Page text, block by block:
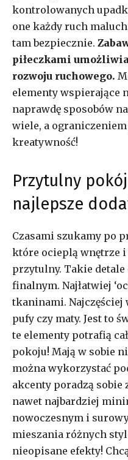
kontrolowanych
one każdy ruch
tam bezpiecznie.
piłeczkami
rozwoju ruchowego.
elementy wspierające
naprawdę sposobów
wiele, a
kreatywność!
Przytulny
najlepsze
Czasami szukamy po
które ocieplą wnętrze i
przytulny. Takie detale
finalnym. Najłatwiej
tkaninami. Najczęściej
pufy czy maty. Jest to
te elementy potrafią
pokoju! Mają w sobie
można wykorzystać
akcenty poradzą
nawet najbardziej
nowoczesnym i
mieszania różnych
nieopisane efekty!